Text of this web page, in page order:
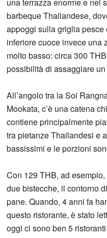
una terrazza enorme e nel
barbeque Thailandese,
appoggi sulla griglia pesce
inferiore cuoce invece una
molto basso: circa 300
possibilità di assaggiare
All’angolo tra la Soi
Mookata, c’è una catena
contiene principalmente
tra pietanze Thailandesi e
bassissimi e le porzioni
Con 129 THB, ad
due bistecche, il contorno
pane. Quando, 4 anni fa
questo ristorante, è stato
oggi ci sono ben 5